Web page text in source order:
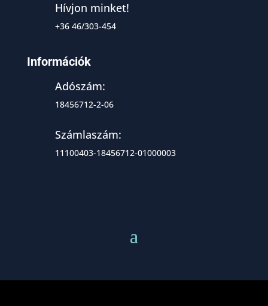
Hívjon minket!
+36 46/303-454
Információk
Adószám:
18456712-2-06
Számlaszám:
11100403-18456712-01000003